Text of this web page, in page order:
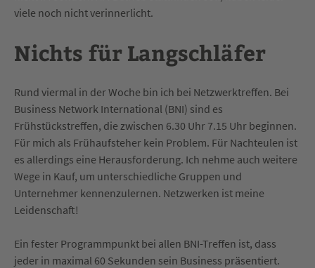
viele noch nicht verinnerlicht.
Nichts für Langschläfer
Rund viermal in der Woche bin ich bei Netzwerktreffen. Bei
Business Network International (BNI) sind es
Frühstückstreffen, die zwischen 6.30 Uhr 7.15 Uhr beginnen.
Für mich als Frühaufsteher kein Problem. Für Nachteulen ist
es allerdings eine Herausforderung. Ich nehme auch weitere
Wege in Kauf, um unterschiedliche Gruppen und
Unternehmer kennenzulernen. Netzwerken ist meine
Leidenschaft!
Ein fester Programmpunkt bei allen BNI-Treffen ist, dass
jeder in maximal 60 Sekunden sein Business präsentiert.